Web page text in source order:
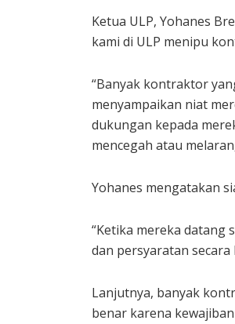
Ketua ULP, Yohanes
kami di ULP menipu
“Banyak kontraktor
menyampaikan niat
dukungan kepada
mencegah atau
Yohanes mengatakan
“Ketika mereka datang
dan persyaratan secara
Lanjutnya, banyak
benar karena